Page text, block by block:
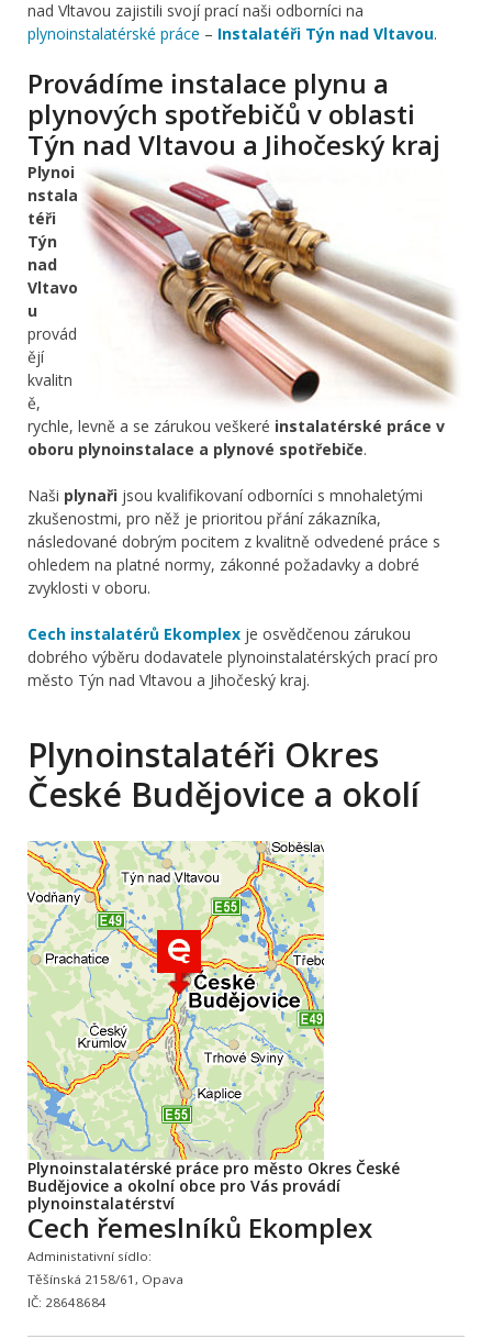
nad Vltavou zajistili svojí prací naši odborníci na
plynoinstalatérské práce – Instalatéři Týn nad Vltavou.
Provádíme instalace plynu a
plynových spotřebičů v oblasti
Týn nad Vltavou a Jihočeský kraj
Plynoi
nstala
téři
Týn
nad
Vltavo
u
provád
ějí
kvalitn
ě,
rychle, levně a se zárukou veškeré instalatérské práce v
oboru plynoinstalace a plynové spotřebiče.
Naši plynaři jsou kvalifikovaní odborníci s mnohaletými
zkušenostmi, pro něž je prioritou přání zákazníka,
následované dobrým pocitem z kvalitně odvedené práce s
ohledem na platné normy, zákonné požadavky a dobré
zvyklosti v oboru.
Cech instalatérů Ekomplex je osvědčenou zárukou
dobrého výběru dodavatele plynoinstalatérských prací pro
město Týn nad Vltavou a Jihočeský kraj.
Plynoinstalatéři Okres
České Budějovice a okolí
Plynoinstalatérské práce pro město Okres České
Budějovice a okolní obce pro Vás provádí
plynoinstalatérství
Cech řemeslníků Ekomplex
Administativní sídlo:
Těšínská 2158/61, Opava
IČ: 28648684